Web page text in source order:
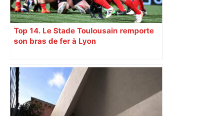
Top 14. Le Stade Toulousain remporte
son bras de fer à Lyon